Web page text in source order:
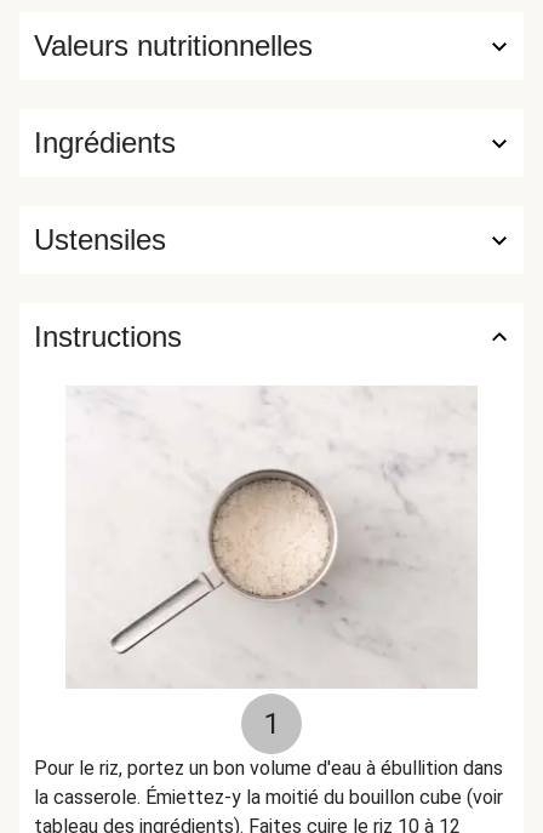
Ingrédients
Valeurs nutritionnelles
Ustensiles
Instructions
1
Pour le riz, portez un bon volume d'eau à ébullition dans
la casserole. Émiettez-y la moitié du bouillon cube (voir
tableau des ingrédients). Faites cuire le riz 10 à 12